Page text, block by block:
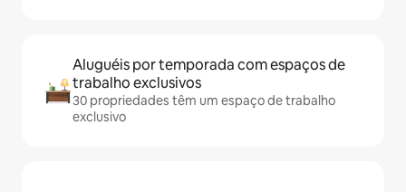
Aluguéis por temporada com espaços de
trabalho exclusivos
30 propriedades têm um espaço de trabalho
exclusivo